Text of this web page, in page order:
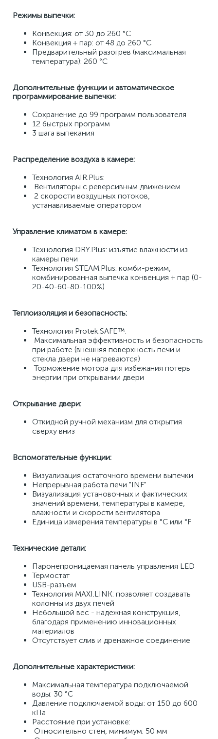
Режимы выпечки:
Конвекция: от 30 до 260 °C
Конвекция + пар: от 48 до 260 °C
Предварительный разогрев (максимальная
температура): 260 °С
Дополнительные функции и автоматическое
программирование выпечки:
Сохранение до 99 программ пользователя
12 быстрых программ
3 шага выпекания
Распределение воздуха в камере:
Технология AIR.Plus:
Вентиляторы с реверсивным движением
устанавливаемые оператором
Управление климатом в камере:
Технология DRY.Plus: изъятие влажности из
камеры печи
Технология STEAM.Plus: комби-режим,
комбинированная выпечка конвенция + пар (0-
20-40-60-80-100%)
Теплоизоляция и безопасность:
Технология Protek.SAFE™:
при работе (внешняя поверхность печи и
стекла двери не нагреваются)
Торможение мотора для избежания потерь
энергии при открывании двери
Открывание двери:
Откидной ручной механизм для открытия
сверху вниз
Вспомогательные функции:
Визуализация остаточного времени выпечки
Непрерывная работа печи "INF"
Визуализация установочных и фактических
значений времени, температуры в камере,
влажности и скорости вентилятора
Единица измерения температуры в °C или °F
Технические детали:
Паронепроницаемая панель управления LED
Термостат
USB-разъем
Технология MAXI.LINK: позволяет создавать
колонны из двух печей
Небольшой вес - надежная конструкция,
благодаря применению инновационных
материалов
Отсутствует слив и дренажное соединение
Дополнительные характеристики:
Максимальная температура подключаемой
воды: 30 °C
Давление подключаемой воды: от 150 до 600
кПа
Расстояние при установке:
Относительно стен, минимум: 50 мм